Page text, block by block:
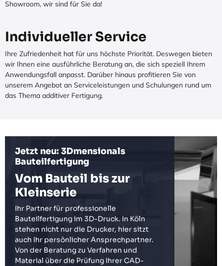
Showroom, wir sind für Sie da!
Individueller Service
Ihre Zufriedenheit hat für uns höchste Priorität. Deswegen bieten
wir Ihnen eine ausführliche Beratung an, die sich speziell Ihrem
Anwendungsfall anpasst. Darüber hinaus profitieren Sie von
unserem Angebot an Serviceleistungen und Schulungen rund um
das Thema additiver Fertigung.
Jetzt neu: 3Dmensionals
Bauteilfertigung
Vom Bauteil bis zur
Kleinserie
Ihr Partner für professionelle
Bauteilfertigung im 3D-Druck. In Köln
stehen nicht nur die Drucker, hier sitzt
auch Ihr persönlicher Ansprechpartner.
Von der Beratung zu Verfahren und
Material über die Prüfung Ihrer CAD-